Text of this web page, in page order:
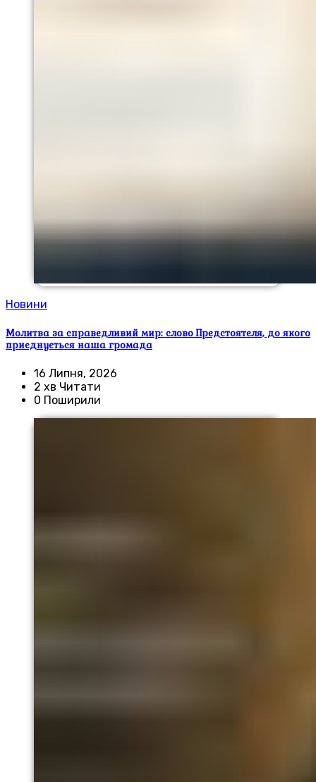
Новини
Молитва за справедливий мир: слово Предстоятеля, до якого
приєднується наша громада
16 Липня, 2026
2 хв Читати
0 Поширили